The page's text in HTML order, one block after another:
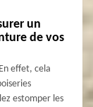
un
de vos
effet, cela
estomper les